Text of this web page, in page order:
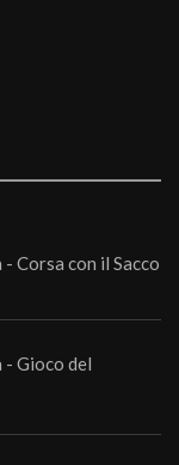
Corsa con il Sacco
Gioco del